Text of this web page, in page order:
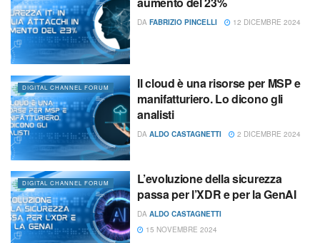
DA FABRIZIO PINCELLI 12 DICEMBRE 2024
DIGITAL CHANNEL FORUM
Il cloud è una risorse per MSP e
manifatturiero. Lo dicono gli
analisti
DA ALDO CASTAGNETTI 2 DICEMBRE 2024
DIGITAL CHANNEL FORUM
L’evoluzione della sicurezza
passa per l’XDR e per la GenAI
DA ALDO CASTAGNETTI
15 NOVEMBRE 2024